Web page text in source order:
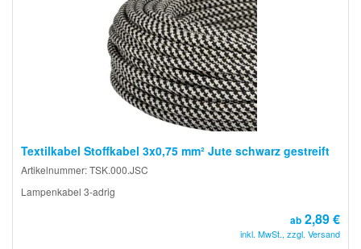
Textilkabel Stoffkabel 3x0,75 mm² Jute schwarz gestreift
Artikelnummer: TSK.000.JSC
Lampenkabel 3-adrig
ab 2,89 €
inkl. MwSt., zzgl. Versand